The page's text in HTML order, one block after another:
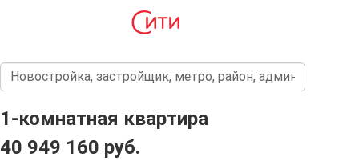
1-комнатная квартира
40 949 160 руб.